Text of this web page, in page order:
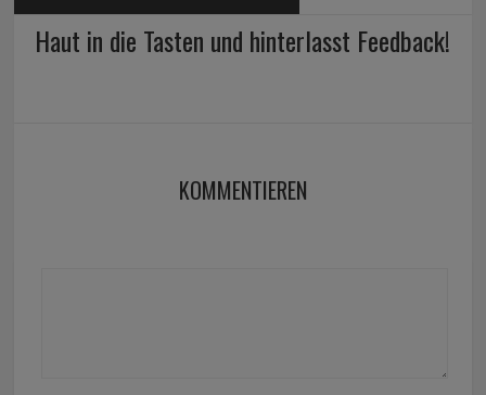
Haut in die Tasten und hinterlasst Feedback!
KOMMENTIEREN